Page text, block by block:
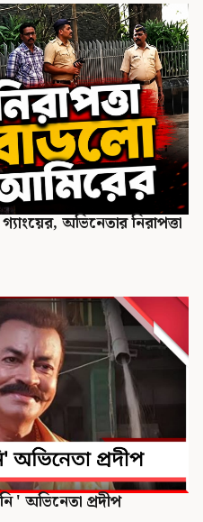
অভিনেতার নিরাপত্তা
' অভিনেতা প্রদীপ